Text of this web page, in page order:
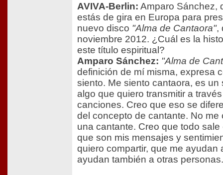
AVIVA-Berlin: Amparo Sánchez,
estás de gira en Europa para
nuevo disco "Alma de Cantaora",
noviembre 2012. ¿Cuál es la
este título espiritual?
Amparo Sánchez: "Alma de
definición de mí misma, expresa
siento. Me siento cantaora, es un
algo que quiero transmitir a
canciones. Creo que eso se
del concepto de cantante. No me
una cantante. Creo que todo sale
que son mis mensajes y
quiero compartir, que me ayudan
ayudan también a otras personas.